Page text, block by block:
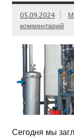
05.09.2024
комментарий
Сегодня мы